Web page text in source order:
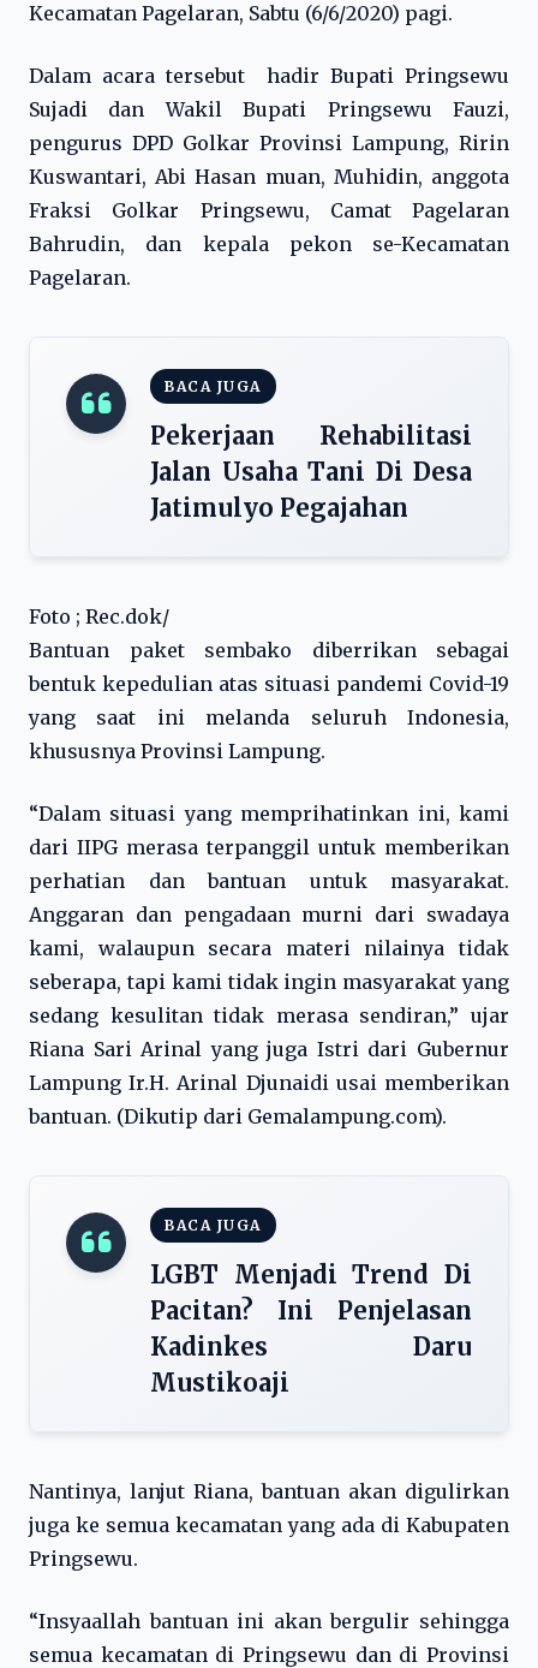
Kecamatan Pagelaran, Sabtu (6/6/2020) pagi.
Dalam acara tersebut hadir Bupati Pringsewu
Sujadi dan Wakil Bupati Pringsewu Fauzi,
pengurus DPD Golkar Provinsi Lampung, Ririn
Kuswantari, Abi Hasan muan, Muhidin, anggota
Fraksi Golkar Pringsewu, Camat Pagelaran
Bahrudin, dan kepala pekon se-Kecamatan
Pagelaran.
BACA JUGA
Pekerjaan Rehabilitasi
Jalan Usaha Tani Di Desa
Jatimulyo Pegajahan
Foto ; Rec.dok/
Bantuan paket sembako diberrikan sebagai
bentuk kepedulian atas situasi pandemi Covid-19
yang saat ini melanda seluruh Indonesia,
khususnya Provinsi Lampung.
“Dalam situasi yang memprihatinkan ini, kami
dari IIPG merasa terpanggil untuk memberikan
perhatian dan bantuan untuk masyarakat.
Anggaran dan pengadaan murni dari swadaya
kami, walaupun secara materi nilainya tidak
seberapa, tapi kami tidak ingin masyarakat yang
sedang kesulitan tidak merasa sendiran,” ujar
Riana Sari Arinal yang juga Istri dari Gubernur
Lampung Ir.H. Arinal Djunaidi usai memberikan
bantuan. (Dikutip dari Gemalampung.com).
BACA JUGA
LGBT Menjadi Trend Di
Pacitan? Ini Penjelasan
Kadinkes Daru
Mustikoaji
Nantinya, lanjut Riana, bantuan akan digulirkan
juga ke semua kecamatan yang ada di Kabupaten
Pringsewu.
“Insyaallah bantuan ini akan bergulir sehingga
semua kecamatan di Pringsewu dan di Provinsi